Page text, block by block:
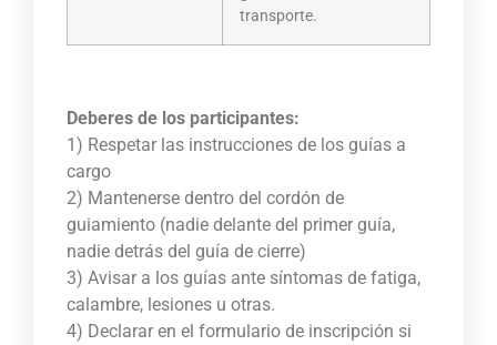
transporte.
Deberes de los participantes:
1) Respetar las instrucciones de los guías a
cargo
2) Mantenerse dentro del cordón de
guiamiento (nadie delante del primer guía,
nadie detrás del guía de cierre)
3) Avisar a los guías ante síntomas de fatiga,
calambre, lesiones u otras.
4) Declarar en el formulario de inscripción si